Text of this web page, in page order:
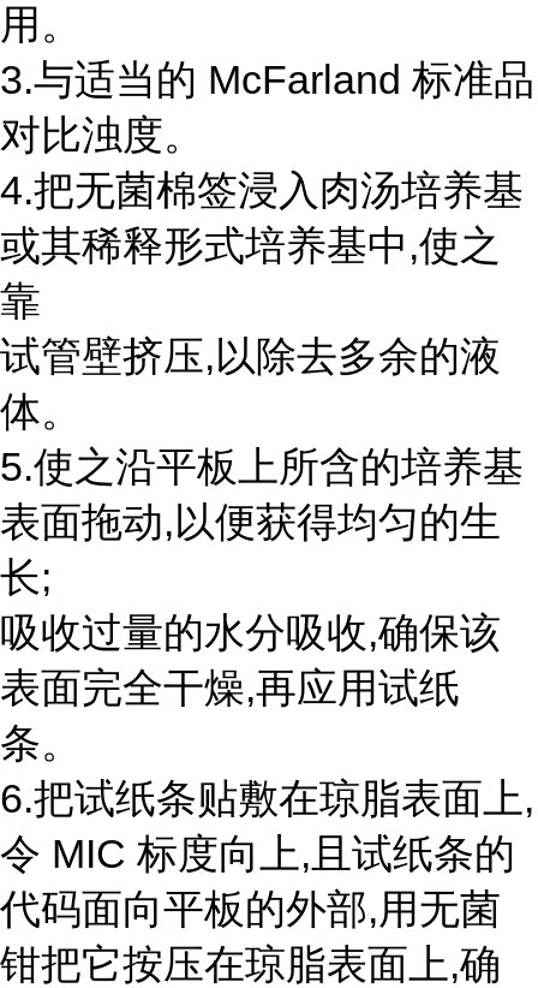
用。
3.与适当的 McFarland 标准品
对比浊度。
4.把无菌棉签浸入肉汤培养基
或其稀释形式培养基中,使之
靠
试管壁挤压,以除去多余的液
体。
5.使之沿平板上所含的培养基
表面拖动,以便获得均匀的生
长;
吸收过量的水分吸收,确保该
表面完全干燥,再应用试纸
条。
6.把试纸条贴敷在琼脂表面上,
令 MIC 标度向上,且试纸条的
代码面向平板的外部,用无菌
钳把它按压在琼脂表面上,确